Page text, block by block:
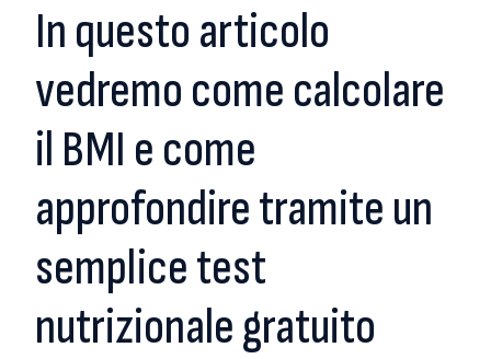
In questo articolo
vedremo come calcolare
il BMI e come
approfondire tramite un
semplice test
nutrizionale gratuito